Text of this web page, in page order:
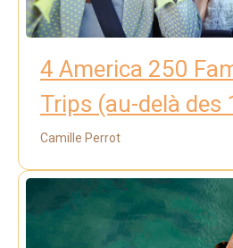
4 America 250
Trips (au-delà des
Camille Perrot